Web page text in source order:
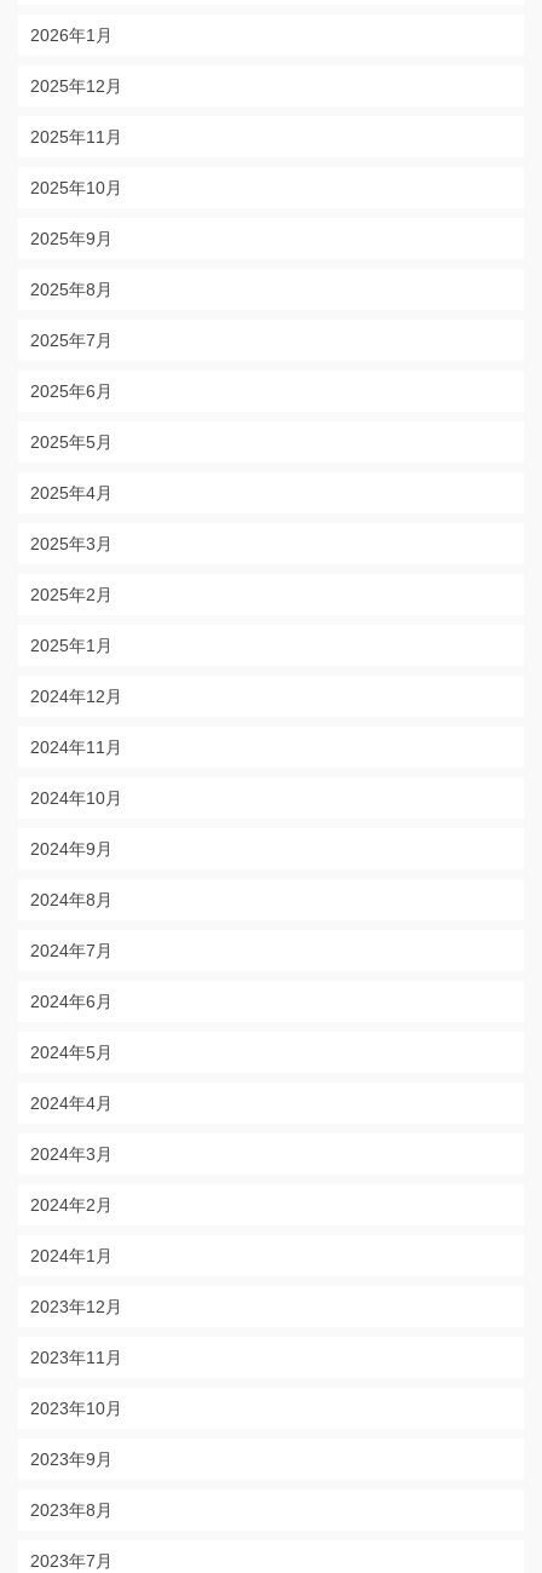
2026年1月
2025年12月
2025年11月
2025年10月
2025年9月
2025年8月
2025年7月
2025年6月
2025年5月
2025年4月
2025年3月
2025年2月
2025年1月
2024年12月
2024年11月
2024年10月
2024年9月
2024年8月
2024年7月
2024年6月
2024年5月
2024年4月
2024年3月
2024年2月
2024年1月
2023年12月
2023年11月
2023年10月
2023年9月
2023年8月
2023年7月